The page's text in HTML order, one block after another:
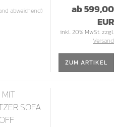
abweichend)
ab 599,00
EUR
inkl. 20% MwSt. zzgl.
Versand
ZUM ARTIKEL
SOFA